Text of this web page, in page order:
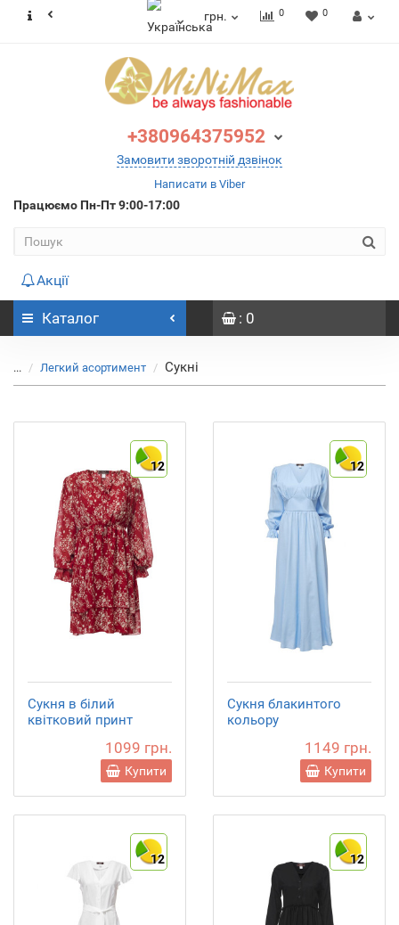
грн. 0 0
+380964375952
Замовити зворотній дзвінок
Написати в Viber
Працюємо Пн-Пт 9:00-17:00
Акції
Каталог : 0
... Легкий асортимент Сукні
12
Сукня в білий
квітковий принт
1099 грн.
Купити
12
Сукня блакинтого
кольору
1149 грн.
Купити
12 12